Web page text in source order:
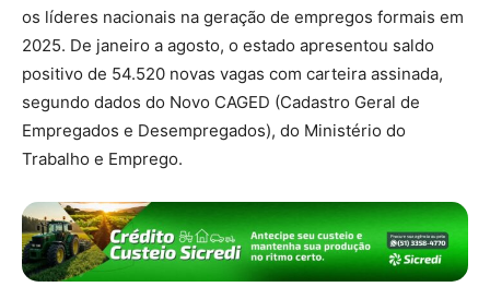
os líderes nacionais na geração de empregos formais em
2025. De janeiro a agosto, o estado apresentou saldo
positivo de 54.520 novas vagas com carteira assinada,
segundo dados do Novo CAGED (Cadastro Geral de
Empregados e Desempregados), do Ministério do
Trabalho e Emprego.